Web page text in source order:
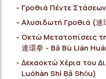
Γροθιά Πέντε
Αλυσιδωτή Γροθιά (連
Οκτώ Μετατοπίσεις
連環拳 - Bā Bù Lián
Δεκαοκτώ Χέρια του
Luóhàn Shí Bā Shǒu)